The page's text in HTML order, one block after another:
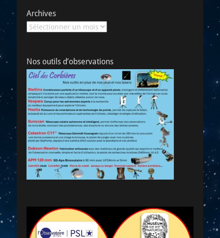
Archives
Archives
Nos outils d’observations